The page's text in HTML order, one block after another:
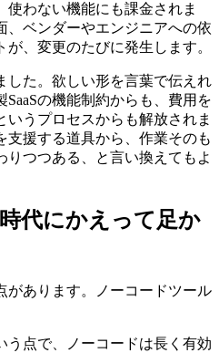
わない機能にも課金されま
、ベンダーやエンジニアへの依
、変更のたびに発生します。
した。欲しい形を言葉で伝えれ
の機能制約からも、費用を
うプロセスからも解放されま
支援する道具から、作業そのも
つつある、と言い換えてもよ
代にかえって足か
があります。ノーコードツール
う点で、ノーコードは長く有効